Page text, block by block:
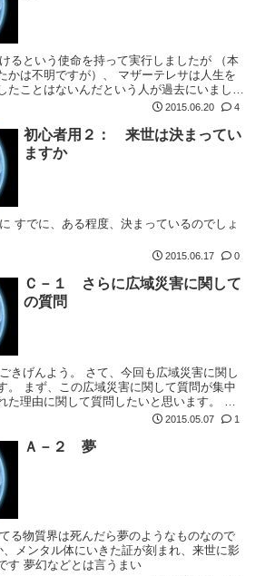
るという使命を持って実行しましたが （本
かは不明ですが）、 マザーテレサは人生を
たことはないんだという人が過去にいまし
2015.06.20 4
初心者用２： 来世は決まってい
ますか
すでに、ある程度、決まっているのでしょ
2015.06.17 0
Ｃ－１ さらに広域災害に関して
の質問
きげんよう。 さて、今回も広域災害に関し
。 まず、この広域災害に関して質問が集中
た理由に関して質問したいと思います。 私
－ションが落下する ① タイムライン、南極
2015.05.07 1
Ａ－２ 夢
る物質界は死んだら夢のようなものなので
メンタル体にいきた証が刻まれ、来世に影
す 夢幻などとは言うまい